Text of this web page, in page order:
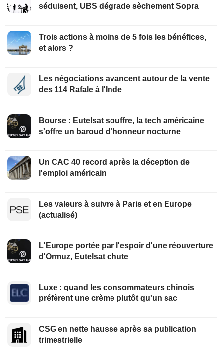
séduisent, UBS dégrade sèchement Sopra
Trois actions à moins de 5 fois les bénéfices,
et alors ?
Les négociations avancent autour de la vente
des 114 Rafale à l'Inde
Bourse : Eutelsat souffre, la tech américaine
s'offre un baroud d'honneur nocturne
Un CAC 40 record après la déception de
l'emploi américain
Les valeurs à suivre à Paris et en Europe
(actualisé)
L'Europe portée par l'espoir d'une réouverture
d'Ormuz, Eutelsat chute
Luxe : quand les consommateurs chinois
préfèrent une crème plutôt qu'un sac
CSG en nette hausse après sa publication
trimestrielle